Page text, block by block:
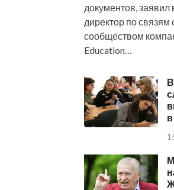
документов,
директор по
сообществом
Education…